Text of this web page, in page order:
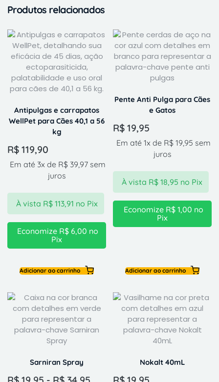
Produtos relacionados
Antipulgas e carrapatos
WellPet para Cães 40,1 a 56
kg
R$ 119,90
Em até 3x de R$ 39,97 sem
juros
À vista R$113,91 no Pix
Economize R$ 6,00 no
Pix
Adicionar ao carrinho
Pente Anti Pulga para Cães
e Gatos
R$ 19,95
Em até 1x de R$19,95 sem
juros
À vista R$18,95 no Pix
Economize R$1,00 no
Pix
Adicionar ao carrinho
Sarniran Spray Nokalt 40mL